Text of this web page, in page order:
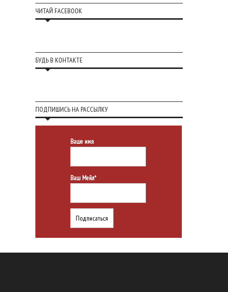
ЧИТАЙ FACEBOOK
БУДЬ В КОНТАКТЕ
ПОДПИШИСЬ НА РАССЫЛКУ
Ваше имя
Ваш Мейл*